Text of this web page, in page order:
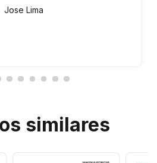
Jose Lima
similares